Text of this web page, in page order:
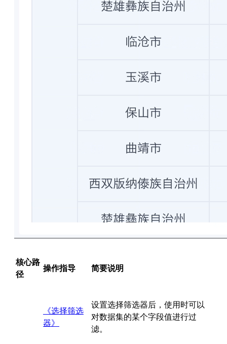
核心路
径
操作指导 简要说明
《选择筛选
器》
设置选择筛选器后，使用时可以
对数据集的某个字段值进行过
滤。